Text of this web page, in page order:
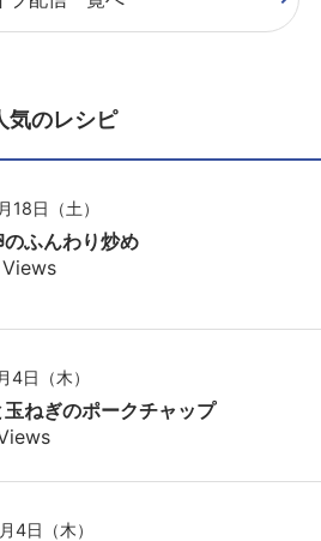
気のレシピ
18日（土）
のふんわり炒め
4日（木）
玉ねぎのポークチャップ
4日（木）